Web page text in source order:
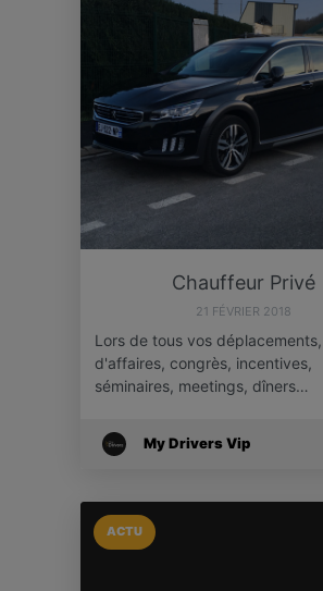
Chauffeur Privé
21 FÉVRIER 2018
Lors de tous vos
d'affaires, congrès, incentives,
séminaires, meetings, dîners…
My Drivers Vip
ACTU